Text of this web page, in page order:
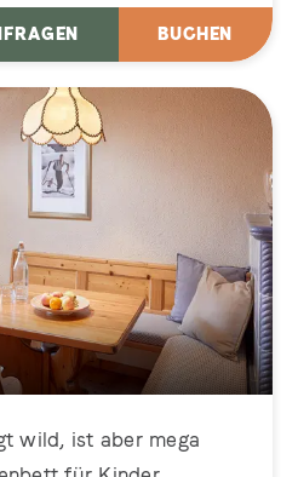
BUCHEN
wild, ist aber mega